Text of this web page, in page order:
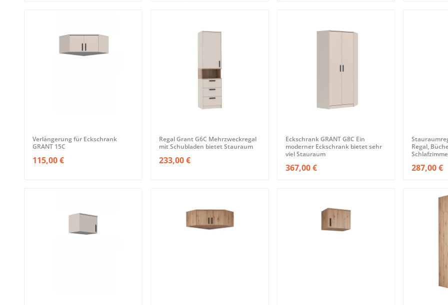
Verlängerung für Eckschrank
GRANT 15C
115,00 €
Regal Grant G6C Mehrzweckregal
mit Schubladen bietet Stauraum
233,00 €
Eckschrank GRANT G8C Ein
moderner Eckschrank bietet sehr
viel Stauraum
367,00 €
Regal,
287,00 €